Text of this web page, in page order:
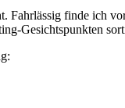
finde ich
Gesichtspunkten